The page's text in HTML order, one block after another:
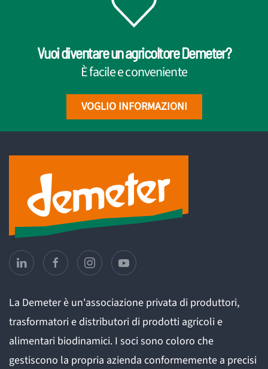
Vuoi diventare un agricoltore Demeter?
È facile e conveniente
VOGLIO INFORMAZIONI
La Demeter è un'associazione privata di produttori,
trasformatori e distributori di prodotti agricoli e
alimentari biodinamici. I soci sono coloro che
gestiscono la propria azienda conformemente a precisi